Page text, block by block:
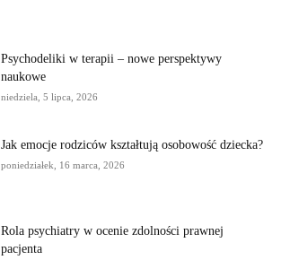
Psychodeliki w terapii – nowe perspektywy
naukowe
niedziela, 5 lipca, 2026
Jak emocje rodziców kształtują osobowość dziecka?
poniedziałek, 16 marca, 2026
Rola psychiatry w ocenie zdolności prawnej
pacjenta